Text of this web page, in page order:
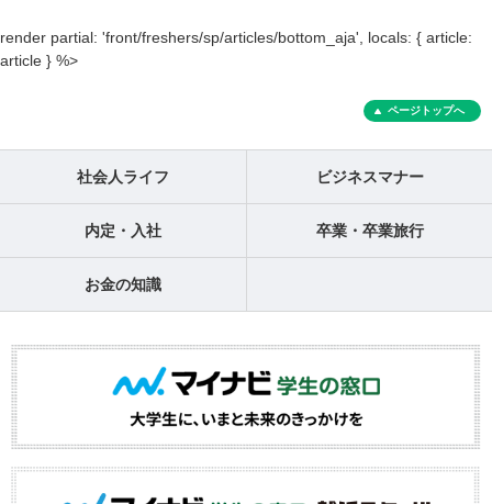
render partial: 'front/freshers/sp/articles/bottom_aja', locals: { article:
article } %>
ページトップへ
社会人ライフ ビジネスマナー
内定・入社 卒業・卒業旅行
お金の知識